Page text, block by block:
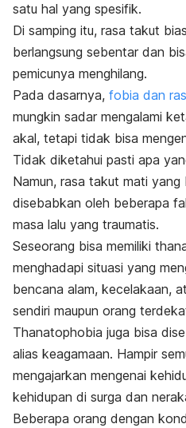
satu hal yang spesifik.
Di samping itu, rasa takut
berlangsung sebentar dan
pemicunya menghilang.
Pada dasarnya, fobia dan
mungkin sadar mengalami
akal, tetapi tidak bisa
Tidak diketahui pasti apa
Namun, rasa takut mati yang
disebabkan oleh beberapa
masa lalu yang traumatis.
Seseorang bisa memiliki
menghadapi situasi yang
bencana alam, kecelakaan,
sendiri maupun orang
Thanatophobia juga bisa
alias keagamaan. Hampir
mengajarkan mengenai
kehidupan di surga dan
Beberapa orang dengan